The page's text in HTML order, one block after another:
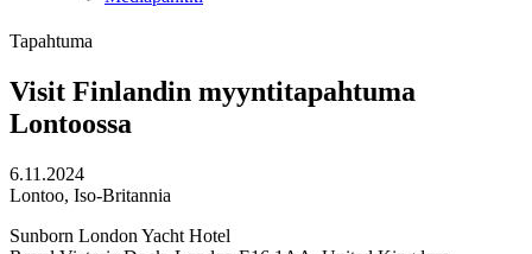
Tapahtuma
Visit Finlandin myyntitapahtuma
Lontoossa
6.11.2024
Lontoo, Iso-Britannia
Sunborn London Yacht Hotel